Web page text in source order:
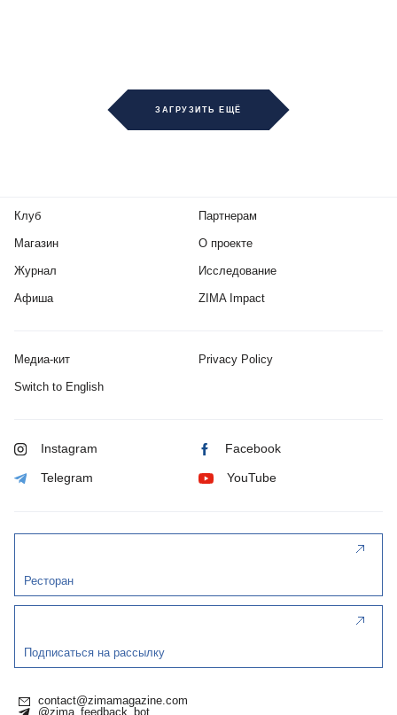
ЗАГРУЗИТЬ ЕЩЁ
Клуб
Магазин
Журнал
Афиша
Партнерам
О проекте
Исследование
ZIMA Impact
Медиа-кит Privacy Policy
Switch to English
Instagram Facebook
Telegram YouTube
Ресторан
Подписаться на рассылку
contact@zimamagazine.com
@zima_feedback_bot